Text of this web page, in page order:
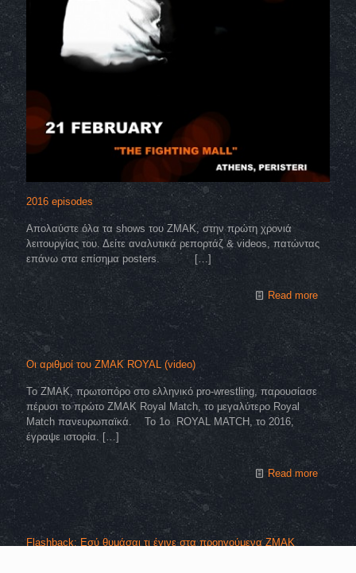
2016 episodes
Απολαύστε όλα τα shows του ΖΜΑΚ, στην πρώτη χρονιά
λειτουργίας του. Δείτε αναλυτικά ρεπορτάζ & videos, πατώντας
επάνω στα επίσημα posters. […]
Read more
Οι αριθμοί του ZMAK ROYAL (video)
Το ΖΜΑΚ, πρωτοπόρο στο ελληνικό pro-wrestling, παρουσίασε
πέρυσι το πρώτο ZMAK Royal Match, το μεγαλύτερο Royal
Match πανευρωπαϊκά. Το 1ο ROYAL MATCH, το 2016,
έγραψε ιστορία.
[…]
Read more
Flashback: Εσύ θυμάσαι τι έγινε στα προηγούμενα ZMAK